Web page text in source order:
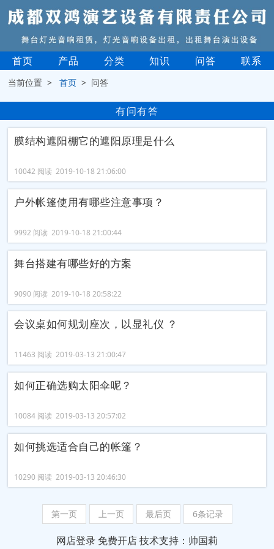
首页 产品 分类 知识 问答 联系
当前位置 >首页 > 问答
有问有答
膜结构遮阳棚它的遮阳原理是什么
10042 阅读 2019-10-18 21:06:00
户外帐篷使用有哪些注意事项？
9992 阅读 2019-10-18 21:00:44
舞台搭建有哪些好的方案
9090 阅读 2019-10-18 20:58:22
会议桌如何规划座次，以显礼仪 ？
11463 阅读 2019-03-13 21:00:47
如何正确选购太阳伞呢？
10084 阅读 2019-03-13 20:57:02
如何挑选适合自己的帐篷？
10290 阅读 2019-03-13 20:46:30
第一页 上一页 最后页 6条记录
网店登录 免费开店技术支持：帅国莉